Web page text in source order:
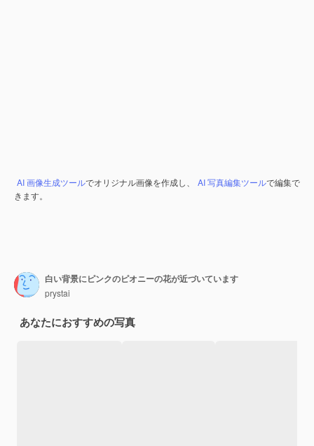
AI 画像生成ツールでオリジナル画像を作成し、 AI 写真編集ツールで編集で
きます。
白い背景にピンクのピオニーの花が近づいています
prystai
あなたにおすすめの写真